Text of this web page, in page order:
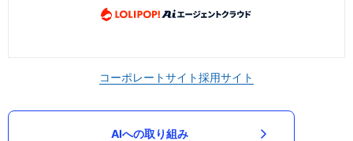
コーポレートサイト採用サイト
AIへの取り組み